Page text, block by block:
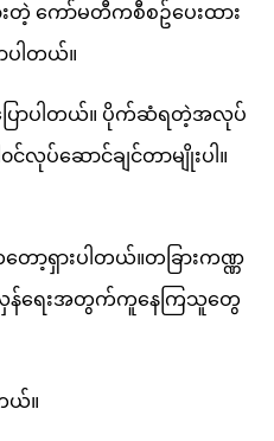
းတဲ့ ကော်မတီကစီစဥ်ပေးထား
ပါတယ်။
ာပါတယ်။ ပိုက်ဆံရတဲ့အလုပ်
င်လုပ်ဆောင်ချင်တာမျိုးပါ။
ော့ရှားပါတယ်။တခြားကဏ္ဏ
လှန်ရေးအတွက်ကူနေကြသူတွေ
ယ်။